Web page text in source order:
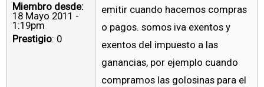
Miembro desde:
18 Mayo 2011 -
1:19pm
Prestigio: 0
emitir cuando hacemos compras
o pagos. somos iva exentos y
exentos del impuesto a las
ganancias, por ejemplo cuando
compramos las golosinas para el